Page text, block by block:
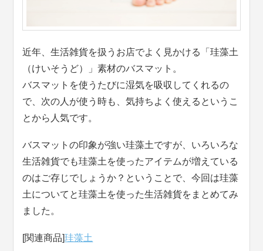
近年、生活雑貨を扱うお店でよく見かける「珪藻土
（けいそうど）」素材のバスマット。
バスマットを使うたびに湿気を吸収してくれるの
で、次の人が使う時も、気持ちよく使えるというこ
とから人気です。
バスマットの印象が強い珪藻土ですが、いろいろな
生活雑貨でも珪藻土を使ったアイテムが増えている
のはご存じでしょうか？ということで、今回は珪藻
土についてと珪藻土を使った生活雑貨をまとめてみ
ました。
[関連商品]珪藻土